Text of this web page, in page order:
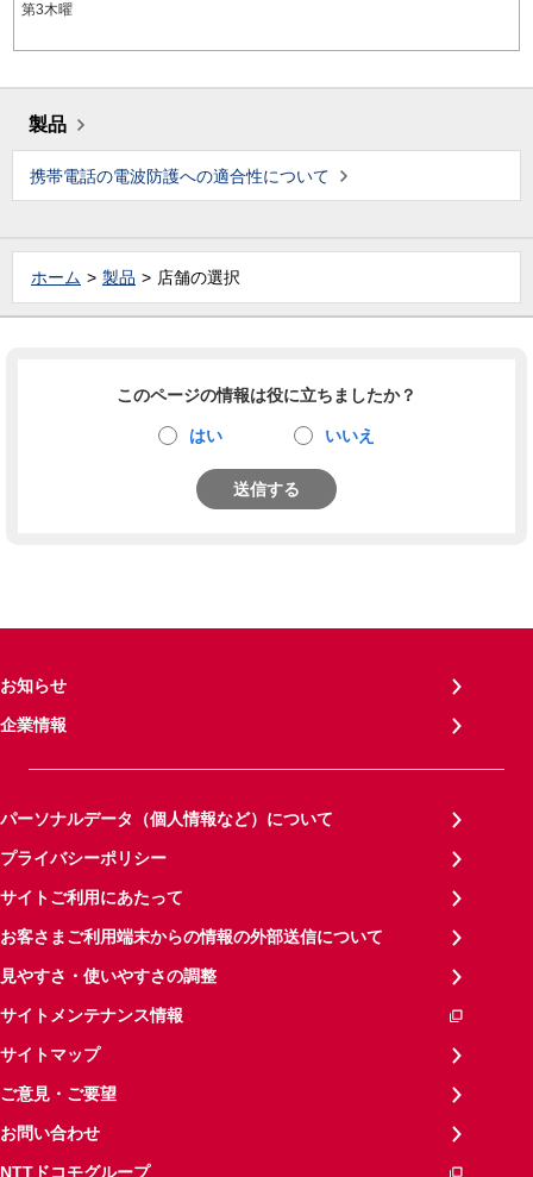
第3木曜
製品
携帯電話の電波防護への適合性について
ホーム 製品 店舗の選択
このページの情報は役に立ちましたか？
はい いいえ
送信する
お知らせ
企業情報
パーソナルデータ（個人情報など）について
プライバシーポリシー
サイトご利用にあたって
お客さまご利用端末からの情報の外部送信について
見やすさ・使いやすさの調整
サイトメンテナンス情報
サイトマップ
ご意見・ご要望
お問い合わせ
NTTドコモグループ